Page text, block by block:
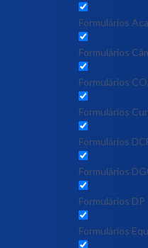
Formulários
Formulários
Formulários
Formulários
Formulários
Formulários
Formulários DP
Formulários